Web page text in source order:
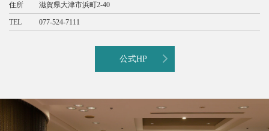
住所 滋賀県大津市浜町2-40
TEL 077-524-7111
公式HP